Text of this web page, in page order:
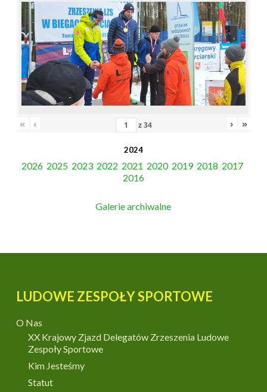
« ‹ z34 › »
2024
2026 2025 2023 2022 2021 2020 2019 2018 2017
2016
Galerie archiwalne
LUDOWE ZESPOŁY SPORTOWE
O Nas
XX Krajowy Zjazd Delegatów Zrzeszenia Ludowe
Zespoły Sportowe
Kim Jesteśmy
Statut